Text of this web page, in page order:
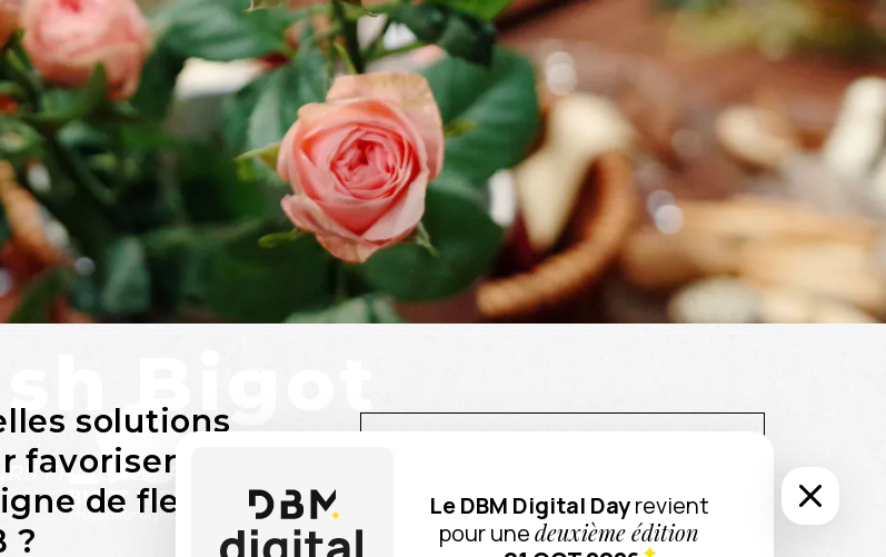
Bigot
FRAÎCHES POUR LES PROFESSIONNELS
solutions
favoriser l’achat
de fleurs en
?
ERGONOMIE ET UX
Le DBM Digital Dayrevient
pour unedeuxième édition